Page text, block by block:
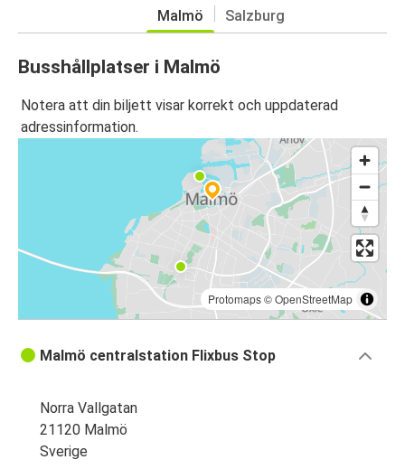
Malmö Salzburg
Busshållplatser i Malmö
Notera att din biljett visar korrekt och uppdaterad
adressinformation.
Protomaps©OpenStreetMap
Malmö centralstation Flixbus Stop
Norra Vallgatan
21120 Malmö
Sverige